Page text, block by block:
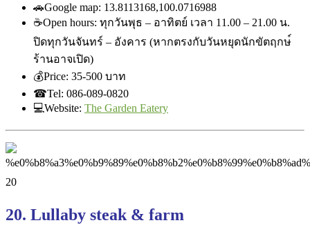
🚗Google map: 13.8113168,100.0716988
☕Open hours: ทุกวันพุธ – อาทิตย์ เวลา 11.00 – 21.00 น.
ปิดทุกวันจันทร์ – อังคาร (หากตรงกับวันหยุดนักขัตฤกษ
ร้านอาจเปิด)
💰Price: ‎35-500 บาท
☎Tel: 086-089-0820
💻Website: The Garden Eatery
20. Lullaby steak & farm